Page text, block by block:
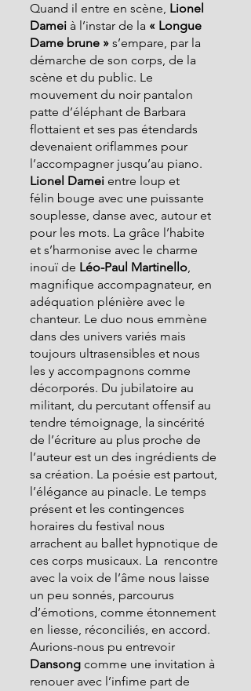
Quand il entre en scène, Lionel
Damei à l’instar de la « Longue
Dame brune » s’empare, par la
démarche de son corps, de la
scène et du public. Le
mouvement du noir pantalon
patte d’éléphant de Barbara
flottaient et ses pas étendards
devenaient oriflammes pour
l’accompagner jusqu’au piano.
Lionel Damei entre loup et
félin bouge avec une puissante
souplesse, danse avec, autour et
pour les mots. La grâce l’habite
et s’harmonise avec le charme
inouï de Léo-Paul Martinello,
magnifique accompagnateur, en
adéquation plénière avec le
chanteur. Le duo nous emmène
dans des univers variés mais
toujours ultrasensibles et nous
les y accompagnons comme
décorporés. Du jubilatoire au
militant, du percutant offensif au
tendre témoignage, la sincérité
de l’écriture au plus proche de
l’auteur est un des ingrédients de
sa création. La poésie est partout,
l’élégance au pinacle. Le temps
présent et les contingences
horaires du festival nous
arrachent au ballet hypnotique de
ces corps musicaux. La  rencontre
avec la voix de l’âme nous laisse
un peu sonnés, parcourus
d’émotions, comme étonnement
en liesse, réconciliés, en accord.
Aurions-nous pu entrevoir
Dansong comme une invitation à
renouer avec l’infime part de